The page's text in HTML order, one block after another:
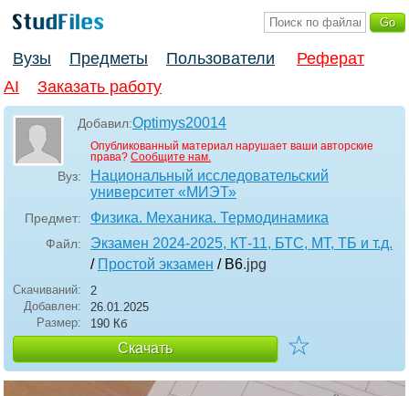
Вузы Предметы Пользователи
Реферат
AI
Заказать работу
Добавил:Optimys20014
Опубликованный материал нарушает ваши авторские
права? Сообщите нам.
Вуз:
Национальный исследовательский
университет «МИЭТ»
Предмет: Физика. Механика. Термодинамика
Файл:
Экзамен 2024-2025, КТ-11, БТС, МТ, ТБ и т.д.
/ Простой экзамен / В6.jpg
Скачиваний:
2
Добавлен:
26.01.2025
Размер:
190 Кб
Скачать ☆